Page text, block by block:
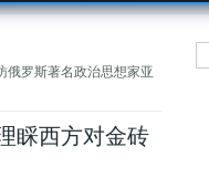
俄罗斯著名政治思想家亚
睬西方对金砖